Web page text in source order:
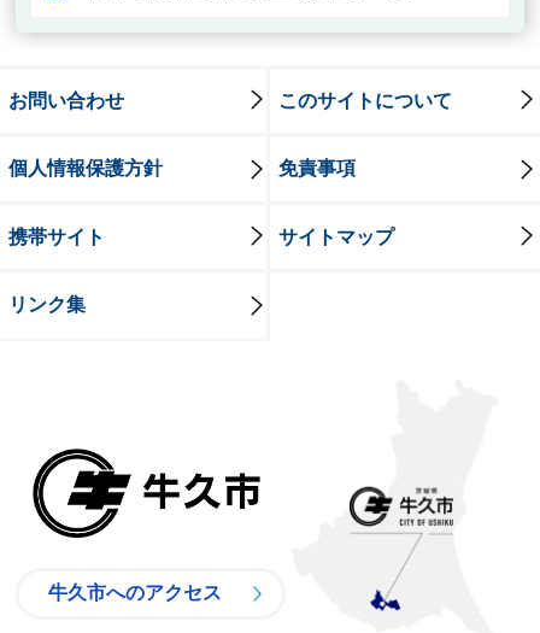
お問い合わせ このサイトについて
個人情報保護方針 免責事項
携帯サイト サイトマップ
リンク集
牛久市へのアクセス